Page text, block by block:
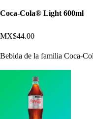
Coca-Cola® Light 600ml
MX$44.00
Bebida de la familia Coca-